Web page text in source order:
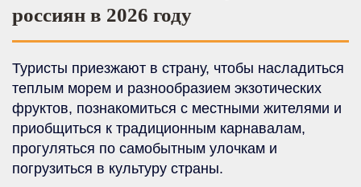
россиян в 2026 году
Туристы приезжают в страну, чтобы насладиться
теплым морем и разнообразием экзотических
фруктов, познакомиться с местными жителями и
приобщиться к традиционным карнавалам,
прогуляться по самобытным улочкам и
погрузиться в культуру страны.